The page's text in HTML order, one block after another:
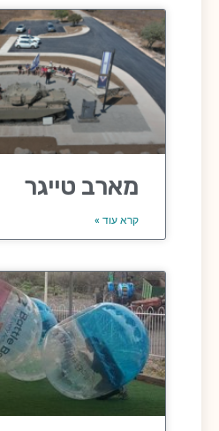
מארב טייגר
קרא עוד »